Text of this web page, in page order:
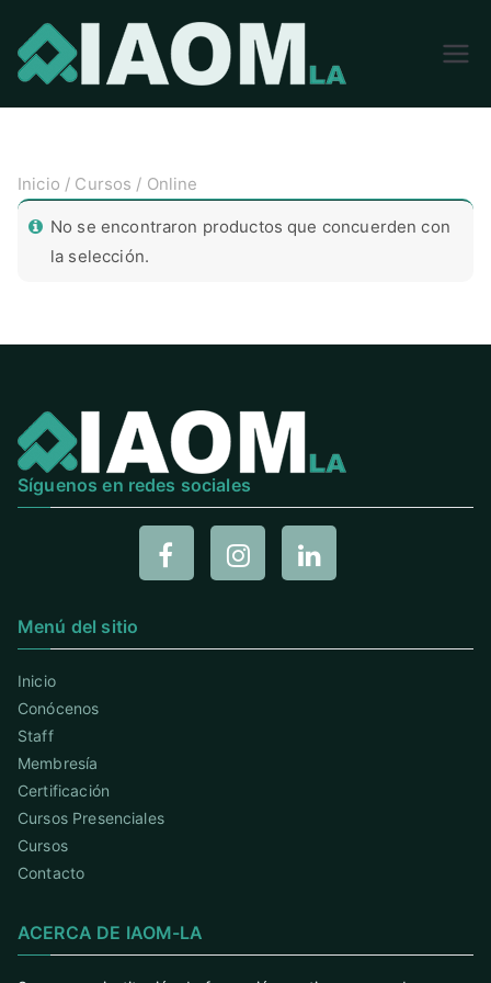
Academia
LatinoAmeri
Inicio / Cursos / Online
No se encontraron productos que concuerden con
la selección.
Síguenos en redes sociales
Menú del sitio
Inicio
Conócenos
Staff
Membresía
Certificación
Cursos Presenciales
Cursos
Contacto
ACERCA DE IAOM-LA